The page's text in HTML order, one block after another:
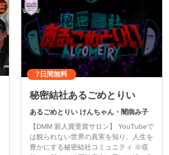
7日間無料
秘密結社あるごめとりい
あるごめとりい けんちゃん・闇病み子
【DMM 新人賞受賞サロン】 YouTubeで
は観られない世界の真実を知り、人生を
豊かにする秘密結社コミュニティ ※収